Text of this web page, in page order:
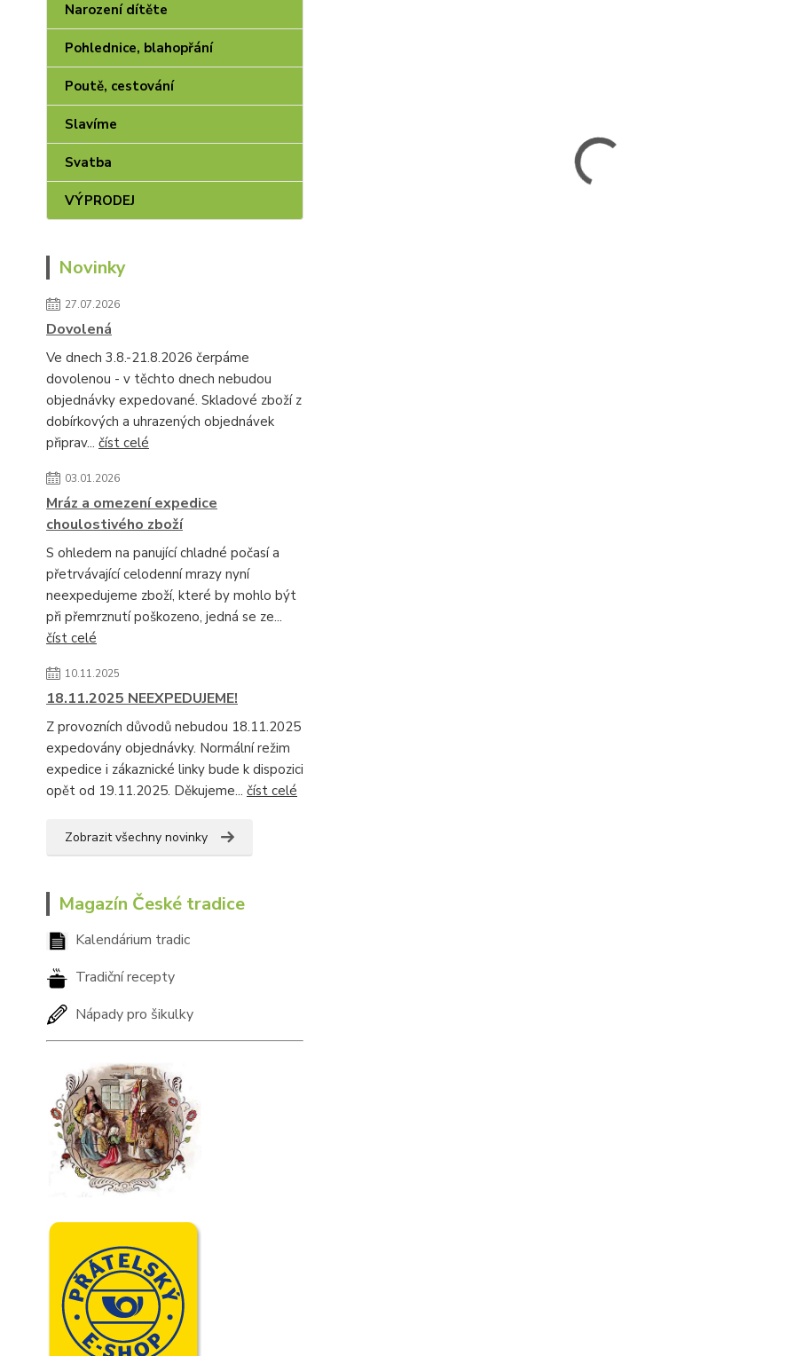
Narození dítěte
Pohlednice, blahopřání
Poutě, cestování
Slavíme
Svatba
VÝPRODEJ
Novinky
27.07.2026
Dovolená
Ve dnech 3.8.-21.8.2026 čerpáme
dovolenou - v těchto dnech nebudou
objednávky expedované. Skladové zboží z
dobírkových a uhrazených objednávek
připrav... číst celé
03.01.2026
Mráz a omezení expedice
choulostivého zboží
S ohledem na panující chladné počasí a
přetrvávající celodenní mrazy nyní
neexpedujeme zboží, které by mohlo být
při přemrznutí poškozeno, jedná se ze...
číst celé
10.11.2025
18.11.2025 NEEXPEDUJEME!
Z provozních důvodů nebudou 18.11.2025
expedovány objednávky. Normální režim
expedice i zákaznické linky bude k dispozici
opět od 19.11.2025. Děkujeme... číst celé
Zobrazit všechny novinky
Magazín České tradice
Kalendárium tradic
Tradiční recepty
Nápady pro šikulky